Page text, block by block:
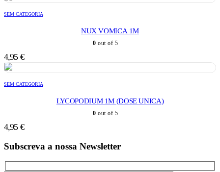
SEM CATEGORIA
NUX VOMICA 1M
0 out of 5
4,95 €
SEM CATEGORIA
LYCOPODIUM 1M (DOSE UNICA)
0 out of 5
4,95 €
Subscreva a nossa Newsletter